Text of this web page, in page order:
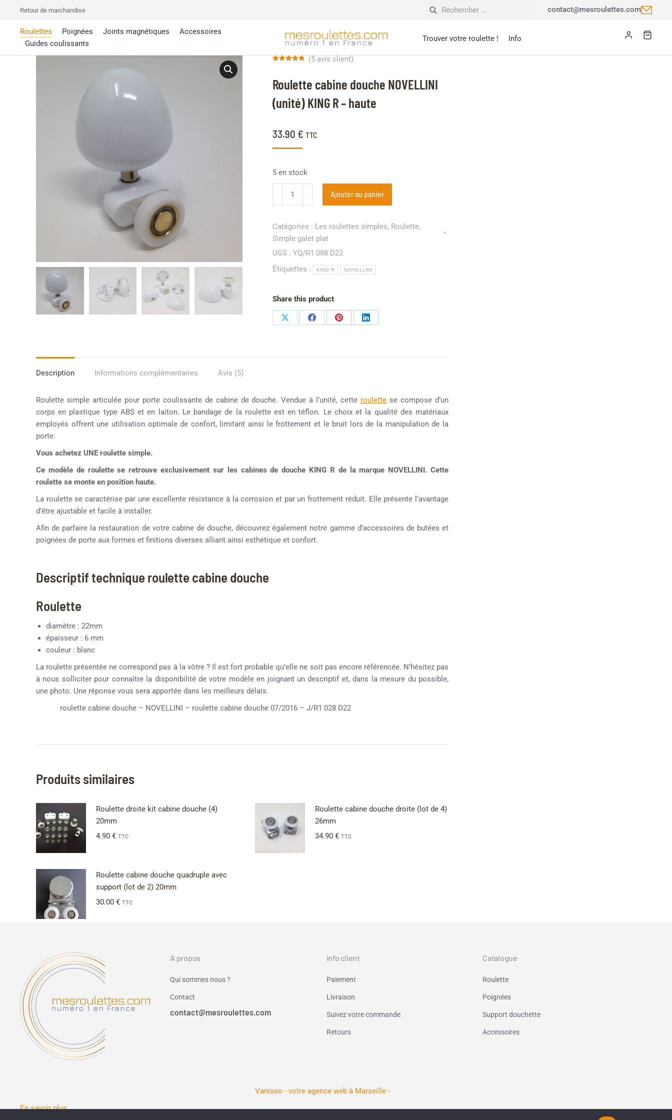
Retour de marchandise contact@mesroulettes.com
Roulettes Poignées Joints magnétiques
Accessoires
Guides coulissants
Trouver votre roulette ! Info
Roulette cabine douche NOVELLINI
(unité) KING R – haute
33.90 € TTC
basé sur
notations
(5 avis client)
5 en stock
Ajouter au panier
Catégories : Les roulettes simples, Roulette,
Simple galet plat
UGS : YQ/R1 088 D22
Étiquettes :
KING R NOVELLINI
Share this product
Description Informations complémentaires Avis (5)
Roulette simple articulée pour porte coulissante de cabine de douche. Vendue à l’unité, cette roulette se compose d’un
corps en plastique type ABS et en laiton. Le bandage de la roulette est en téflon. Le choix et la qualité des matériaux
employés offrent une utilisation optimale de confort, limitant ainsi le frottement et le bruit lors de la manipulation de la
porte.
Vous achetez UNE roulette simple.
Ce modèle de roulette se retrouve exclusivement sur les cabines de douche KING R de la marque NOVELLINI. Cette
roulette se monte en position haute.
La roulette se caractérise par une excellente résistance à la corrosion et par un frottement réduit. Elle présente l’avantage
d’être ajustable et facile à installer.
Afin de parfaire la restauration de votre cabine de douche, découvrez également notre gamme d’accessoires de butées et
poignées de porte aux formes et finitions diverses alliant ainsi esthétique et confort.
Descriptif technique roulette cabine douche
Roulette
diamètre : 22mm
épaisseur : 6 mm
couleur : blanc
La roulette présentée ne correspond pas à la vôtre ? Il est fort probable qu’elle ne soit pas encore référencée. N’hésitez pas
à nous solliciter pour connaître la disponibilité de votre modèle en joignant un descriptif et, dans la mesure du possible,
une photo. Une réponse vous sera apportée dans les meilleurs délais.
roulette cabine douche – NOVELLINI – roulette cabine douche 07/2016 – J/R1 028 D22
Produits similaires
Roulette droite kit cabine douche (4)
20mm
4.90 € TTC
Roulette cabine douche droite (lot de 4)
26mm
34.90 € TTC
Roulette cabine douche quadruple avec
support (lot de 2) 20mm
30.00 € TTC
A propos
Qui sommes nous ?
Contact
contact@mesroulettes.com
Info client
Paiement
Livraison
Suivez votre commande
Retours
Catalogue
Roulette
Poignées
Support douchette
Accessoires
Vaniseo - votre agence web à Marseille -
En savoir plus